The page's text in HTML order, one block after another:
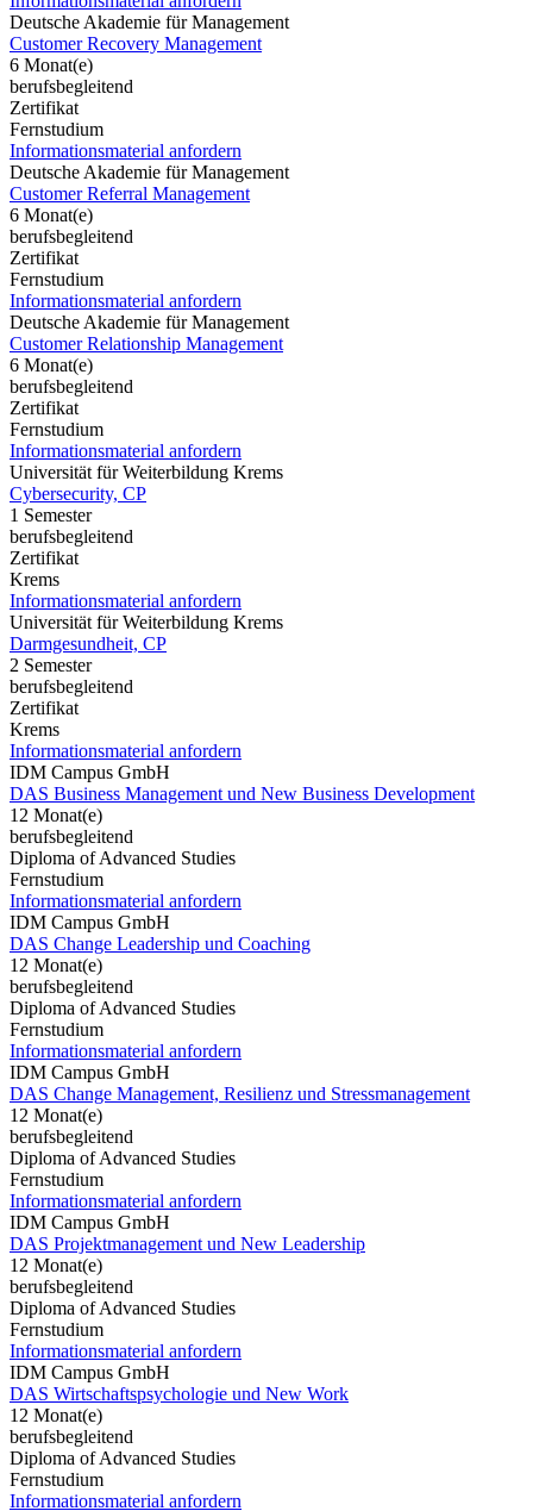
Deutsche Akademie für Management
Customer Recovery Management
6 Monat(e)
berufsbegleitend
Zertifikat
Fernstudium
Informationsmaterial anfordern
Deutsche Akademie für Management
Customer Referral Management
6 Monat(e)
berufsbegleitend
Zertifikat
Fernstudium
Informationsmaterial anfordern
Deutsche Akademie für Management
Customer Relationship Management
6 Monat(e)
berufsbegleitend
Zertifikat
Fernstudium
Informationsmaterial anfordern
Universität für Weiterbildung Krems
Cybersecurity, CP
1 Semester
berufsbegleitend
Zertifikat
Krems
Informationsmaterial anfordern
Universität für Weiterbildung Krems
Darmgesundheit, CP
2 Semester
berufsbegleitend
Zertifikat
Krems
Informationsmaterial anfordern
IDM Campus GmbH
DAS Business Management und New Business Development
12 Monat(e)
berufsbegleitend
Diploma of Advanced Studies
Fernstudium
Informationsmaterial anfordern
IDM Campus GmbH
DAS Change Leadership und Coaching
12 Monat(e)
berufsbegleitend
Diploma of Advanced Studies
Fernstudium
Informationsmaterial anfordern
IDM Campus GmbH
DAS Change Management, Resilienz und Stressmanagement
12 Monat(e)
berufsbegleitend
Diploma of Advanced Studies
Fernstudium
Informationsmaterial anfordern
IDM Campus GmbH
DAS Projektmanagement und New Leadership
12 Monat(e)
berufsbegleitend
Diploma of Advanced Studies
Fernstudium
Informationsmaterial anfordern
IDM Campus GmbH
DAS Wirtschaftspsychologie und New Work
12 Monat(e)
berufsbegleitend
Diploma of Advanced Studies
Fernstudium
Informationsmaterial anfordern